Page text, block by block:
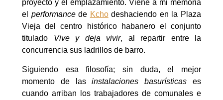
proyecto y el emplazamiento. Viene a mi memoria
el performancede Kchodeshaciendo en la Plaza
Vieja del centro histórico habanero el conjunto
titulado Vive y deja vivir, al repartir entre la
concurrencia sus ladrillos de barro.
Siguiendo esa filosofía; sin duda, el mejor
momento de lasinstalaciones basurísticases
cuando arriban los trabajadores de comunales e